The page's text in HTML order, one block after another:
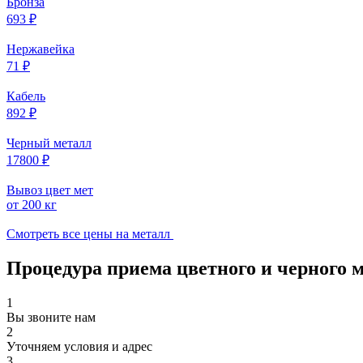
693 ₽
Нержавейка
71 ₽
Кабель
892 ₽
Черный металл
17800 ₽
Вывоз цвет мет
от 200 кг
Смотреть все цены на металл
Процедура приема цветного и черного
1
Вы звоните нам
2
Уточняем условия и адрес